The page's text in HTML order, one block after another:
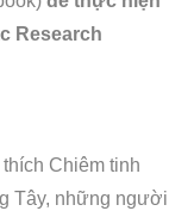
Research
Chiêm tinh
Tây, những người